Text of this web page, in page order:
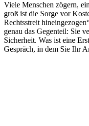
Viele Menschen zögern,
groß ist die Sorge vor
Rechtsstreit
genau das Gegenteil: Sie
Sicherheit. Was ist eine
Gespräch, in dem Sie Ihr